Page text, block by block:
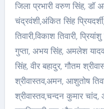
जिला प्रभारी वरुण सिंह, डॉ
चंद्रवंशी,अंकित सिंह
तिवारी,विकाश तिवारी,
गुप्ता, अभय सिंह, अमलेश
सिंह, वीर बहादुर, गौतम
श्रीवास्तव,अमन, आशुतोष
श्रीवास्तव,चन्दन कुमार